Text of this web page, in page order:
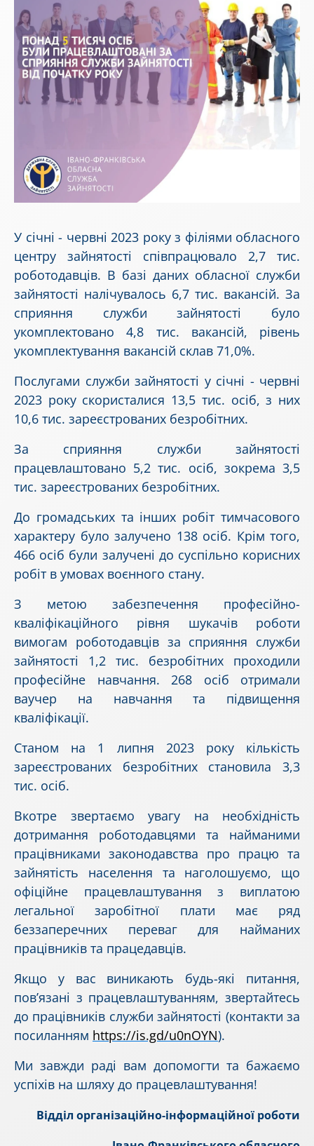
У січні - червні 2023 року з філіями обласного
центру зайнятості співпрацювало 2,7 тис.
роботодавців. В базі даних обласної служби
зайнятості налічувалось 6,7 тис. вакансій. За
сприяння служби зайнятості було
укомплектовано 4,8 тис. вакансій, рівень
укомплектування вакансій склав 71,0%.
Послугами служби зайнятості у січні - червні
2023 року скористалися 13,5 тис. осіб, з них
10,6 тис. зареєстрованих безробітних.
За сприяння служби зайнятості
працевлаштовано 5,2 тис. осіб, зокрема 3,5
тис. зареєстрованих безробітних.
До громадських та інших робіт тимчасового
характеру було залучено 138 осіб. Крім того,
466 осіб були залучені до суспільно корисних
робіт в умовах воєнного стану.
З метою забезпечення професійно-
кваліфікаційного рівня шукачів роботи
вимогам роботодавців за сприяння служби
зайнятості 1,2 тис. безробітних проходили
професійне навчання. 268 осіб отримали
ваучер на навчання та підвищення
кваліфікації.
Станом на 1 липня 2023 року кількість
зареєстрованих безробітних становила 3,3
тис. осіб.
Вкотре звертаємо увагу на необхідність
дотримання роботодавцями та найманими
працівниками законодавства про працю та
зайнятість населення та наголошуємо, що
офіційне працевлаштування з виплатою
легальної заробітної плати має ряд
беззаперечних переваг для найманих
працівників та працедавців.
Якщо у вас виникають будь-які питання,
пов’язані з працевлаштуванням, звертайтесь
до працівників служби зайнятості (контакти за
посиланням https://is.gd/u0nOYN).
Ми завжди раді вам допомогти та бажаємо
успіхів на шляху до працевлаштування!
Відділ організаційно-інформаційної роботи